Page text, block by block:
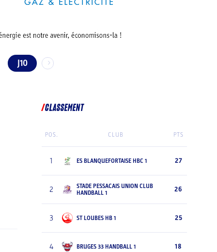
J10
CLASSEMENT
POS. CLUB PTS
1 ES BLANQUEFORTAISE HBC 1 27
2
STADE PESSACAIS UNION CLUB
HANDBALL 1
26
3 ST LOUBES HB 1 25
4 BRUGES 33 HANDBALL 1 18